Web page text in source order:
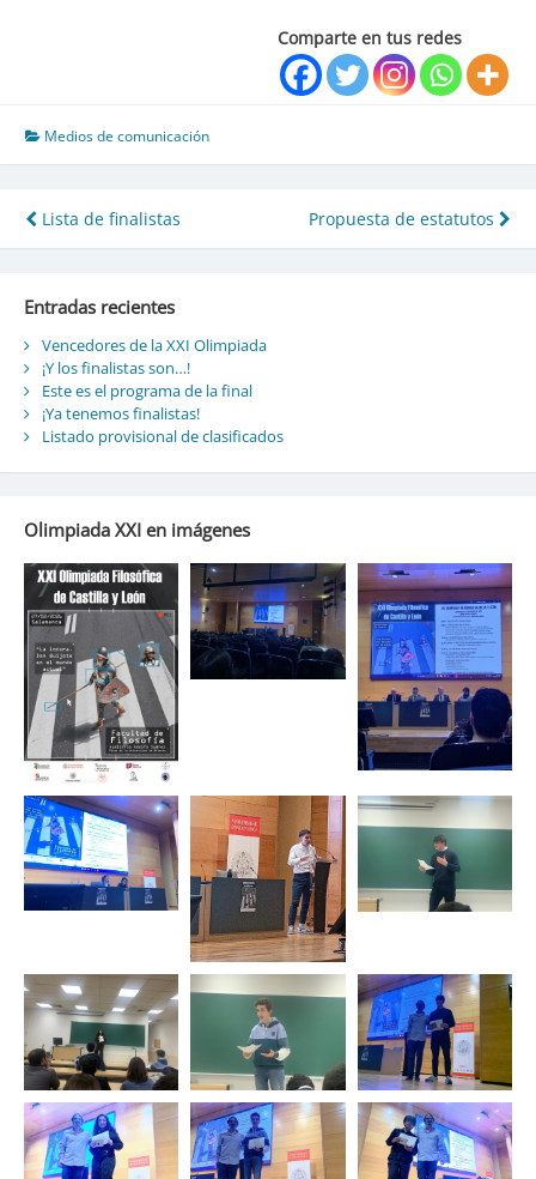
Comparte en tus redes
Medios de comunicación
Navegación
de
entradas
Lista de finalistas Propuesta de estatutos
Entradas recientes
Vencedores de la XXI Olimpiada
¡Y los finalistas son…!
Este es el programa de la final
¡Ya tenemos finalistas!
Listado provisional de clasificados
Olimpiada XXI en imágenes